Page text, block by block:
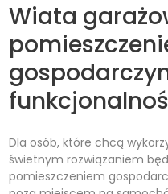
Wiata
Dla osób, które chcą
świetnym rozwiązaniem
pomieszczeniem